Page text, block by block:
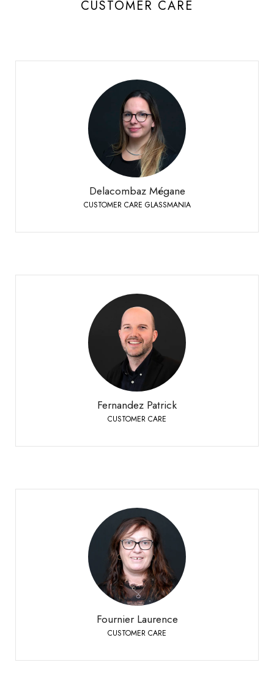
CUSTOMER CARE
Delacombaz Mégane
CUSTOMER CARE GLASSMANIA
Delacombaz Mégane
CUSTOMER CARE GLASSMANIA
Sierre
Phone:
+41 27 451 25 40
Fernandez Patrick
CUSTOMER CARE
Fernandez Patrick
CUSTOMER CARE
Bioley-Orjulaz
Telefon:
+41 21 977 20 00
Fournier Laurence
CUSTOMER CARE
Fournier Laurence
CUSTOMER CARE
Siders
Telefon:
+41 27 451 25 25